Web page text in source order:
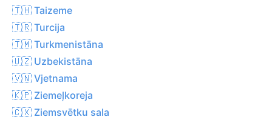
🇹🇭 Taizeme
🇹🇷 Turcija
🇹🇲 Turkmenistāna
🇺🇿 Uzbekistāna
🇻🇳 Vjetnama
🇰🇵 Ziemeļkoreja
🇨🇽 Ziemsvētku sala